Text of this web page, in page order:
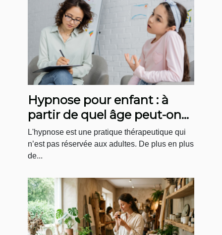
Hypnose pour enfant : à
partir de quel âge peut-on
faire des séances ?
L'hypnose est une pratique thérapeutique qui
n’est pas réservée aux adultes. De plus en plus
de...